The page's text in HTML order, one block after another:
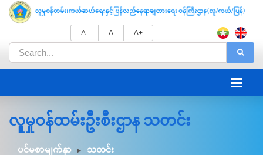
A- A A+
လူမှုဝန်ထမ်းဦးစီးဌာန သတင်း
ပင်မစာမျက်နှာ
သတင်း